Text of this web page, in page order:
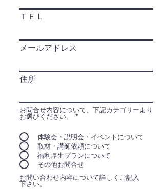
ＴＥＬ
メールアドレス
住所
お問合せ内容について、下記カテゴリーより
お選びください。 *
体験会・説明会・イベントについて
取材・講師依頼について
福利厚生プランについて
その他お問合せ
お問い合わせ内容について詳しくご記入
下さい。